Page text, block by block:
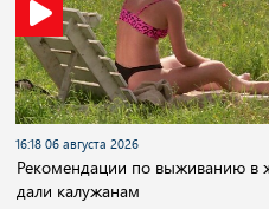
16:18 06 августа 2026
Рекомендации по выживанию в
дали калужанам